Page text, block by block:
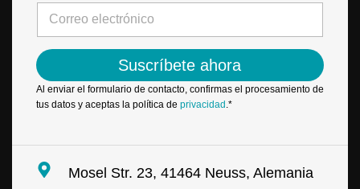
e
*
r
e
N
o
e
N
r
r
e
o
e
c
t
r
Suscríbete ahora
Al enviar el formulario de contacto, confirmas el procesamiento de
tus datos y aceptas la política de privacidad .*
Mosel Str. 23, 41464 Neuss, Alemania